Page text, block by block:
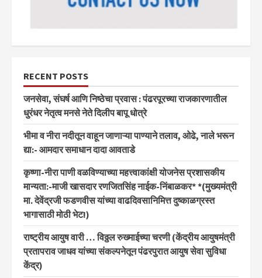
RECENT POSTS
जनसेवा, संघर्ष आणि निष्ठेचा प्रवास : पंढरपूरच्या राजकारणातील
धुरंधर नेतृत्व मनसे नेते दिलीप बापू धोत्रे
भीमा व नीरा नदीतून वाहून जाणाऱ्या पाण्याने तलाव, ओढे, नाले भरून
द्या:- आमदार समाधान दादा आवताडे
कृष्णा-नीरा पाणी वळविण्याच्या महत्त्वाकांक्षी योजनेस प्रशासकीय
मान्यता:-माजी खासदार रणजितसिंह नाईक-निंबाळकर* *(मुख्यमंत्री
मा. देवेंद्रजी फडणवीस यांच्या वाढदिवसानिमित्त दुष्काळग्रस्त
भागासाठी मोठी भेट!)
राष्ट्रीय आयुष वारी … विठ्ठल रुख्माईच्या चरणी (केंद्रीय आयुषमंत्री
प्रतापराव जाधव यांच्या संकल्पनेतून पंढरपुरात आयुष सेवा सुविधा
केंद्र)